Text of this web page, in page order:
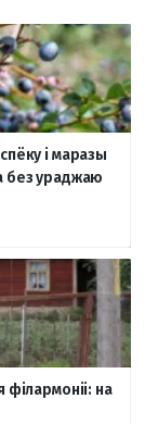
і маразы
без ураджаю
на